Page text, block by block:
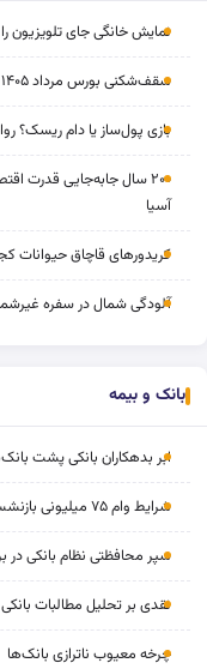
نمایش خانگی جای تلویزیون
سقف‌شکنی بورس مرداد ۱۴۰۵
بازی پول‌ساز یا دام ریسک؟
۲۰۰ سال جابه‌جایی قدرت
آسیا
کریدورهای قاچاق حیوانات
آلودگی شمال در سفره
بانک و بیمه
ابر بدهکاران بانکی پشت
شرایط وام ۷۵ میلیونی بازنشستگان
سپر محافظتی نظام بانکی در
نقدی بر تحلیل مطالبات بانکی
چرخه‌ معیوب ناترازی بانک‌ها